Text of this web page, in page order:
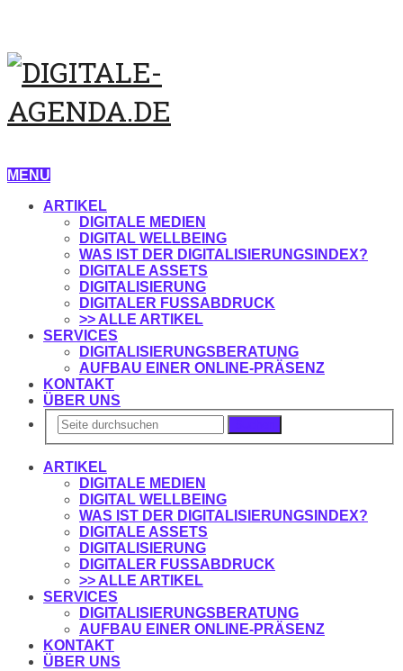
MENU
ARTIKEL
DIGITALE MEDIEN
DIGITAL WELLBEING
WAS IST DER DIGITALISIERUNGSINDEX?
DIGITALE ASSETS
DIGITALISIERUNG
DIGITALER FUSSABDRUCK
>> ALLE ARTIKEL
SERVICES
DIGITALISIERUNGSBERATUNG
AUFBAU EINER ONLINE-PRÄSENZ
KONTAKT
ÜBER UNS
ARTIKEL
DIGITALE MEDIEN
DIGITAL WELLBEING
WAS IST DER DIGITALISIERUNGSINDEX?
DIGITALE ASSETS
DIGITALISIERUNG
DIGITALER FUSSABDRUCK
>> ALLE ARTIKEL
SERVICES
DIGITALISIERUNGSBERATUNG
AUFBAU EINER ONLINE-PRÄSENZ
KONTAKT
ÜBER UNS